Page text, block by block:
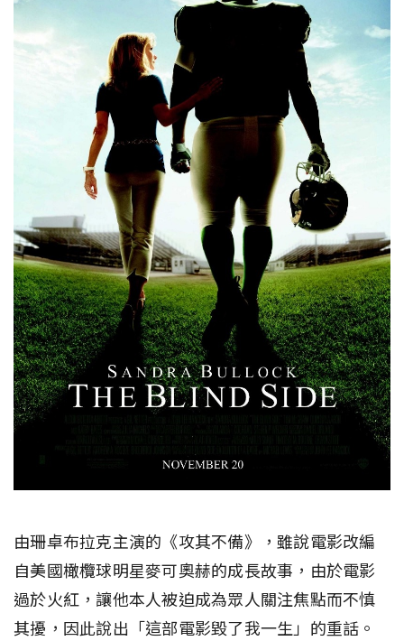
由珊卓布拉克主演的《攻其不備》，雖說電影改編
自美國橄欖球明星麥可奧赫的成長故事，由於電影
過於火紅，讓他本人被迫成為眾人關注焦點而不慎
其擾，因此說出「這部電影毀了我一生」的重話。